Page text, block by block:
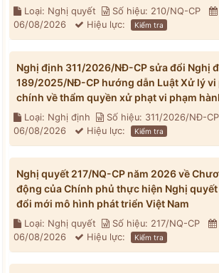
Loại: Nghị quyết Số hiệu: 210/NQ-CP
06/08/2026
Hiệu lực: Kiểm tra
Nghị định 311/2026/NĐ-CP sửa đổi Nghị
189/2025/NĐ-CP hướng dẫn Luật Xử lý vi
chính về thẩm quyền xử phạt vi phạm
Loại: Nghị định Số hiệu: 311/2026/NĐ-CP
06/08/2026
Hiệu lực: Kiểm tra
Nghị quyết 217/NQ-CP năm 2026 về
động của Chính phủ thực hiện Nghị quyết
đổi mới mô hình phát triển Việt Nam
Loại: Nghị quyết Số hiệu: 217/NQ-CP
06/08/2026
Hiệu lực: Kiểm tra